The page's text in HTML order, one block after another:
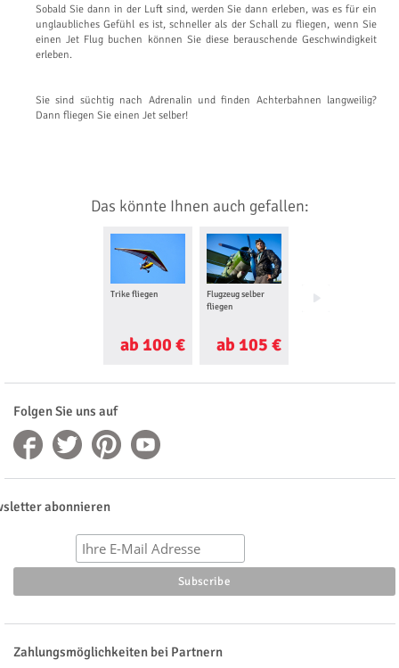
Sobald Sie dann in der Luft sind, werden Sie dann erleben, was es für ein
unglaubliches Gefühl es ist, schneller als der Schall zu fliegen, wenn Sie
einen Jet Flug buchen können Sie diese berauschende Geschwindigkeit
erleben.
Sie sind süchtig nach Adrenalin und finden Achterbahnen langweilig?
Dann fliegen Sie einen Jet selber!
Das könnte Ihnen auch gefallen:
Trike fliegen
ab 100 €
Flugzeug selber
fliegen
ab 105 €
Gleitschirm
Folgen Sie uns auf
abonnieren
Zahlungsmöglichkeiten bei Partnern